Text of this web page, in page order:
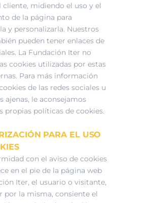
cliente, midiendo el uso y el
de la página para
y personalizarla. Nuestros
pueden tener enlaces de
La Fundación Iter no
cookies utilizadas por estas
Para más información
de las redes sociales u
ajenas, le aconsejamos
propias políticas de cookies.
PARA EL USO
con el aviso de cookies
en el pie de la página web
Iter, el usuario o visitante,
por la misma, consiente el